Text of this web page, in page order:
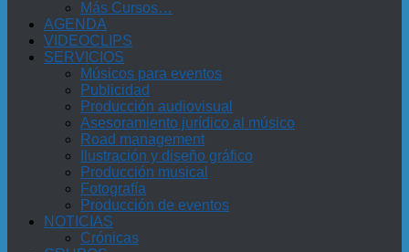
Más Cursos…
AGENDA
VIDEOCLIPS
SERVICIOS
Músicos para eventos
Publicidad
Producción audiovisual
Asesoramiento jurídico al músico
Road management
Ilustración y diseño gráfico
Producción musical
Fotografía
Producción de eventos
NOTICIAS
Crónicas